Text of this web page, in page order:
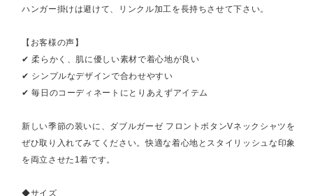
ハンガー掛けは避けて、リンクル加工を長持ちさせて下さい。
【お客様の声】
✔ 柔らかく、肌に優しい素材で着心地が良い
✔ シンプルなデザインで合わせやすい
✔ 毎日のコーディネートにとりあえずアイテム
新しい季節の装いに、ダブルガーゼ フロントボタンVネックシャツを
ぜひ取り入れてみてください。快適な着心地とスタイリッシュな印象
を両立させた1着です。
◆サイズ